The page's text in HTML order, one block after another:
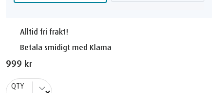
Alltid fri frakt!
Betala smidigt med Klarna
999 kr
QTY